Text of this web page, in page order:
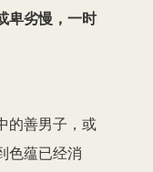
卑劣慢，一时
的善男子，或
色蕴已经消